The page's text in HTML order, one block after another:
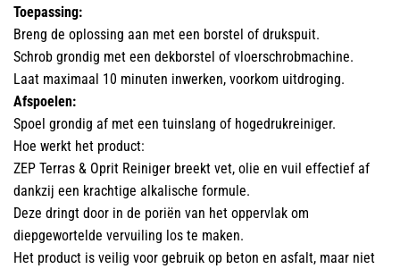
Toepassing:
Breng de oplossing aan met een borstel of drukspuit.
Schrob grondig met een dekborstel of vloerschrobmachine.
Laat maximaal 10 minuten inwerken, voorkom uitdroging.
Afspoelen:
Spoel grondig af met een tuinslang of hogedrukreiniger.
Hoe werkt het product:
ZEP Terras & Oprit Reiniger breekt vet, olie en vuil effectief af
dankzij een krachtige alkalische formule.
Deze dringt door in de poriën van het oppervlak om
diepgewortelde vervuiling los te maken.
Het product is veilig voor gebruik op beton en asfalt, maar niet